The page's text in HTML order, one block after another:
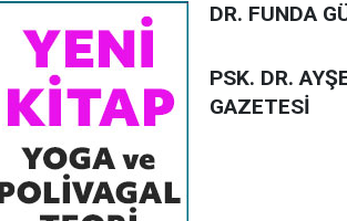
DR. FUNDA
PSK. DR.
GAZETESİ